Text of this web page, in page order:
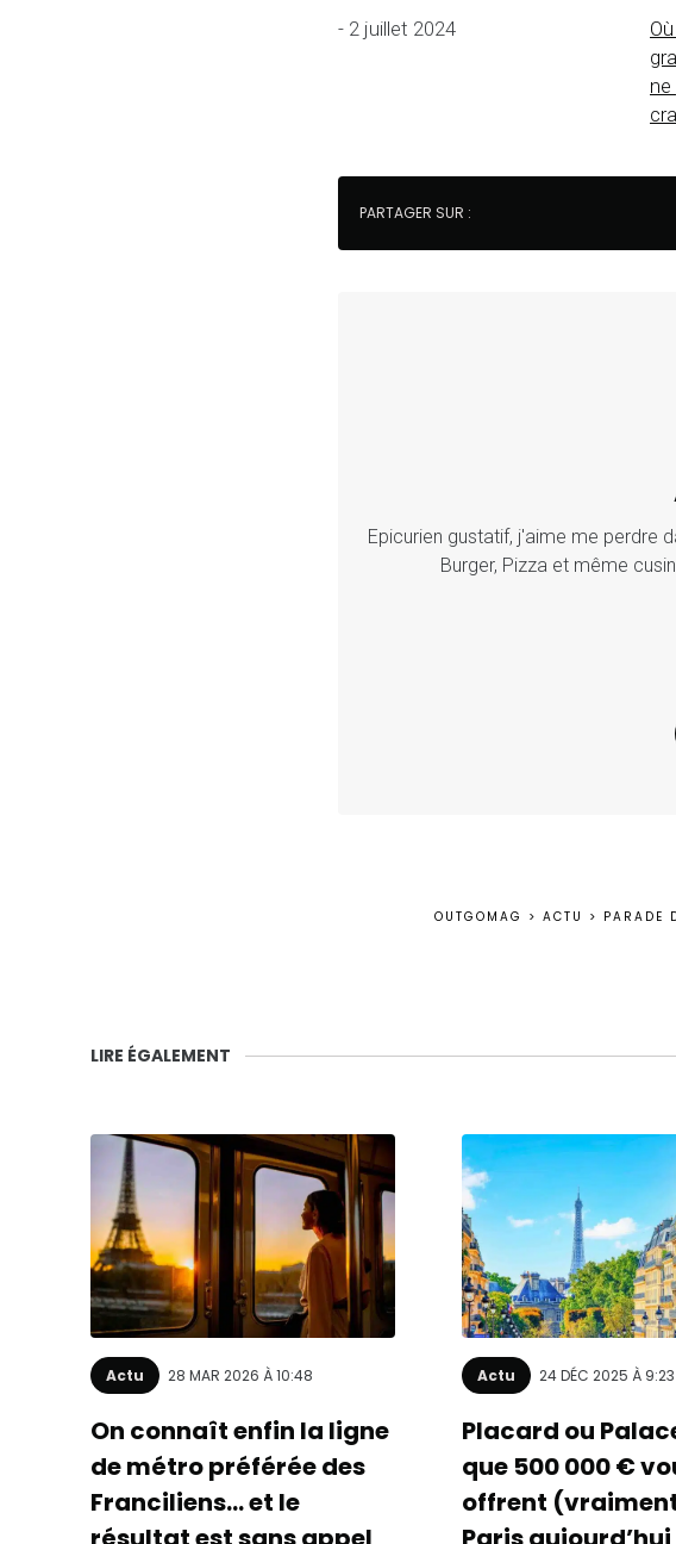
- 2 juillet 2024
PARTAGER SUR :
Epicurien gustatif, j'aime me perdre
Burger, Pizza et même
OUTGOMAG > ACTU > PARADE
LIRE ÉGALEMENT
Actu 28 MAR 2026 À 10:48
On connaît enfin la ligne
de métro préférée des
Franciliens… et le
Actu 24 DÉC 2025 À 9:23
Placard ou
que 500 000 €
offrent